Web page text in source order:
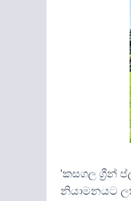
'කසගල ග්‍රීන්
නියාමනයට